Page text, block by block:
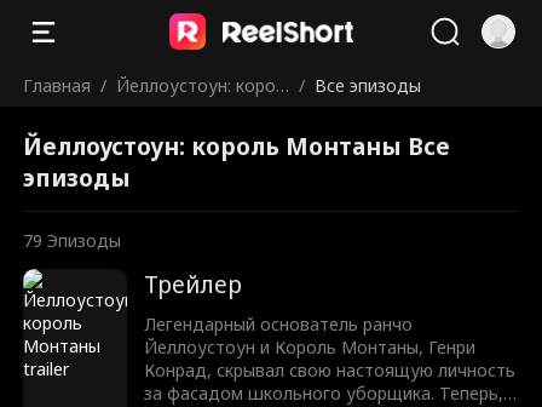
Главная / Йеллоустоун: корол
/ Все эпизоды
Йеллоустоун: король Монтаны Все
эпизоды
79 Эпизоды
Трейлер
Легендарный основатель ранчо
Йеллоустоун и Король Монтаны, Генри
Конрад, скрывал свою настоящую личность
за фасадом школьного уборщика. Теперь,